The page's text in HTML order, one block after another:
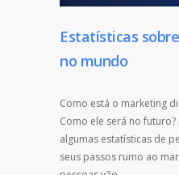
Estatísticas
no mundo
Como está o marketing
Como ele será no
algumas estatísticas de
seus passos rumo ao